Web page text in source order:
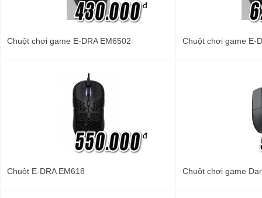
đ
Chuột chơi game E-DRA EM6502 Chuột chơi game E-
đ
Chuột E-DRA EM618 Chuột chơi game